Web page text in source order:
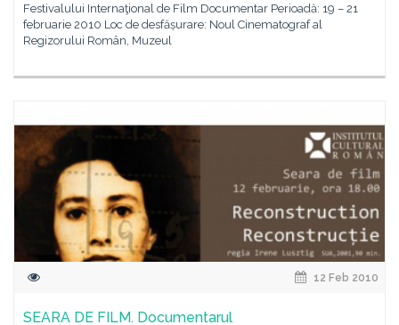
Festivalului Internaţional de Film Documentar Perioadă: 19 – 21
februarie 2010 Loc de desfășurare: Noul Cinematograf al
Regizorului Român, Muzeul
12 Feb 2010
SEARA DE FILM. Documentarul